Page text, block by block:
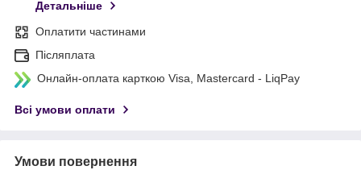
Детальніше
Оплатити частинами
Післяплата
Онлайн-оплата карткою Visa, Mastercard - LiqPay
Всі умови оплати
Умови повернення